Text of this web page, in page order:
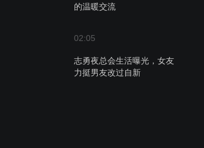
的温暖交流
02:05
志勇夜总会生活曝光，女友
力挺男友改过自新